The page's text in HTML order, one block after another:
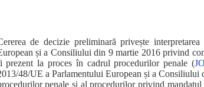
de decizie preliminară privește
și a Consiliului din 9 martie 2016 privind
prezent la proces în cadrul procedurilor penale (
48/UE a Parlamentului European și a
penale și al procedurilor privind mandatul